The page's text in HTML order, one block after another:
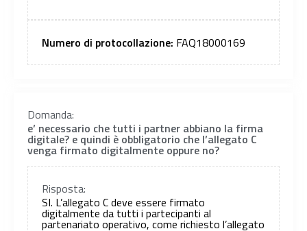
Numero di protocollazione: FAQ18000169
Domanda:
e’ necessario che tutti i partner abbiano la firma
digitale? e quindi è obbligatorio che l’allegato C
venga firmato digitalmente oppure no?
Risposta:
SI. L’allegato C deve essere firmato
digitalmente da tutti i partecipanti al
partenariato operativo, come richiesto l’allegato